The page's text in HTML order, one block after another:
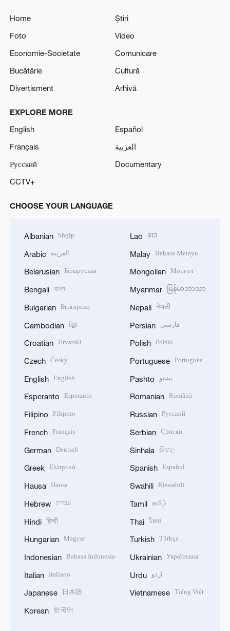
Home
Știri
Foto
Video
Economie-Societate
Comunicare
Bucătărie
Cultură
Divertisment
Arhivă
EXPLORE MORE
English
Español
Français
العربية
Русский
Documentary
CCTV+
CHOOSE YOUR LANGUAGE
Albanian Shqip
Arabic العربية
Belarusian Беларуская
Bengali বাংলা
Bulgarian Български
Cambodian ខ្មែរ
Croatian Hrvatski
Czech Český
English English
Esperanto Esperanto
Filipino Filipino
French Français
German Deutsch
Greek Ελληνικά
Hausa Hausa
Hebrew עברית
Hindi हिन्दी
Hungarian Magyar
Indonesian Bahasa Indonesia
Italian Italiano
Japanese 日本語
Korean 한국어
Lao ລາວ
Malay Bahasa Melayu
Mongolian Монгол
Myanmar မြန်မာဘာသာ
Nepali नेपाली
Persian فارسی
Polish Polski
Portuguese Português
Pashto پښتو
Romanian Română
Russian Русский
Serbian Српски
Sinhala සිංහල
Spanish Español
Swahili Kiswahili
Tamil தமிழ்
Thai ไทย
Turkish Türkçe
Ukrainian Українська
Urdu اردو
Vietnamese Tiếng Việt